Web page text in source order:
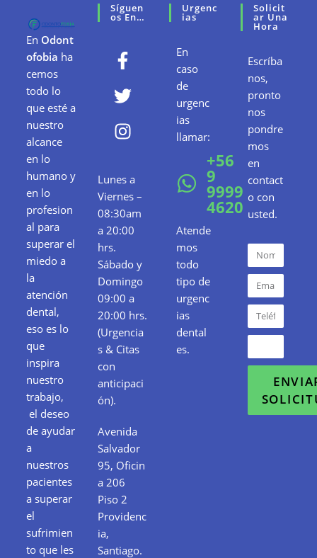
En Odont
ofobia ha
cemos
todo lo
que esté a
nuestro
alcance
en lo
humano y
en lo
profesion
al para
superar el
miedo a
la
atención
dental,
eso es lo
que
inspira
nuestro
trabajo,
el deseo
de ayudar
a
nuestros
pacientes
a superar
el
sufrimien
to que les
Síguen
Os En…
Lunes a
Viernes –
08:30am
a 20:00
hrs.
Sábado y
Domingo
09:00 a
20:00 hrs.
(Urgencia
s & Citas
con
anticipaci
ón).
Avenida
Salvador
95, Oficin
a 206
Piso 2
Providenc
ia,
Santiago.
Urgenc
Ias
En
caso
de
urgenc
ias
llamar:
+56
9
9999
4620
Atende
mos
todo
tipo de
urgenc
ias
dental
es.
Solicit
Ar Una
Hora
Escríba
nos,
pronto
nos
pondre
mos
en
contact
o con
usted.